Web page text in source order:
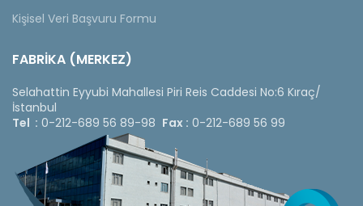
Kişisel Veri Başvuru Formu
FABRİKA (MERKEZ)
Selahattin Eyyubi Mahallesi Piri Reis Caddesi No:6 Kıraç/
İstanbul
Tel : 0-212-689 56 89-98 Fax : 0-212-689 56 99